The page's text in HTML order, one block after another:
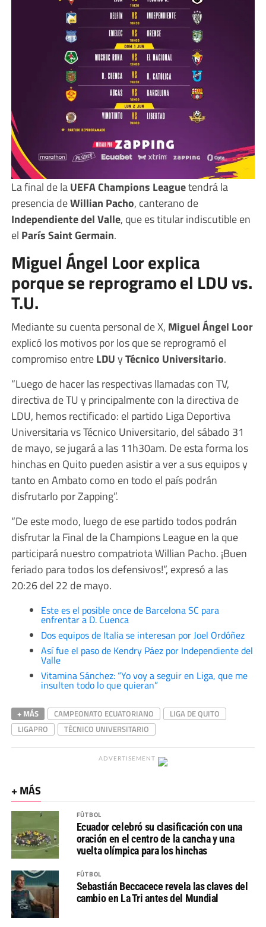
La final de laUEFA Champions Leaguetendrá la
presencia deWillian Pacho, canterano de
Independiente del Valle, que es titular indiscutible en
el París Saint Germain.
Miguel Ángel Loor explica
porque se reprogramo el LDU vs.
T.U.
Mediante su cuenta personal de X, Miguel Ángel Loor
explicó los motivos por los que se reprogramó el
compromiso entreLDUyTécnico Universitario.
“Luego de hacer las respectivas llamadas con TV,
directiva de TU y principalmente con la directiva de
LDU, hemos rectificado: el partido Liga Deportiva
Universitaria vs Técnico Universitario, del sábado 31
de mayo, se jugará a las 11h30am. De esta forma los
hinchas en Quito pueden asistir a ver a sus equipos y
tanto en Ambato como en todo el país podrán
disfrutarlo por Zapping”.
“De este modo, luego de ese partido todos podrán
disfrutar la Final de la Champions League en la que
participará nuestro compatriota Willian Pacho. ¡Buen
feriado para todos los defensivos!”, expresó a las
20:26 del 22 de mayo.
Este es el posible once de Barcelona SC para
enfrentar a D. Cuenca
Dos equipos de Italia se interesan por Joel Ordóñez
Así fue el paso de Kendry Páez por Independiente del
Valle
Vitamina Sánchez: “Yo voy a seguir en Liga, que me
insulten todo lo que quieran”
+ MÁS CAMPEONATO ECUATORIANO
LIGA DE QUITO
LIGAPRO
TÉCNICO UNIVERSITARIO
ADVERTISEMENT
+ MÁS
FÚTBOL
Ecuador celebró su clasificación con una
oración en el centro de la cancha y una
vuelta olímpica para los hinchas
FÚTBOL
Sebastián Beccacece revela las claves del
cambio en La Tri antes del Mundial